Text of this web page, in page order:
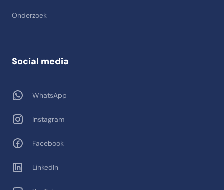
Onderzoek
Social media
WhatsApp
Instagram
Facebook
LinkedIn